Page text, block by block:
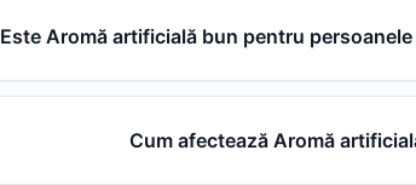
Este Aromă artificială bun pentru
Cum afectează Aromă